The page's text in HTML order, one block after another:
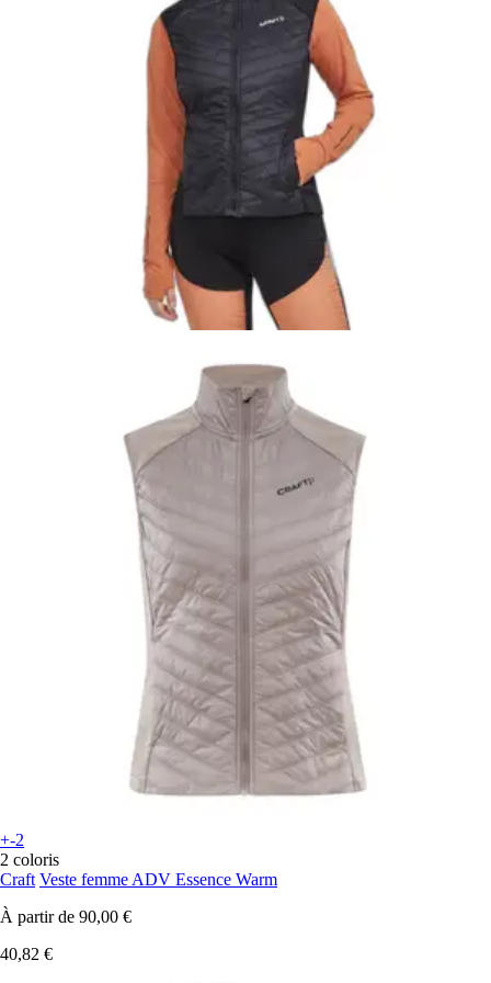
+-2
2 coloris
Craft Veste femme ADV Essence Warm
À partir de 90,00 €
40,82 €